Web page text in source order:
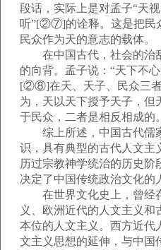
段话，实际上是对孟子“天
听”[②⑦]的诠释。这是把民
民众作为天的意志的载体。
在中国古代，社会的治
的向背。孟子说：“天下不
[②⑧]在天、天子、民众三
为，天以天下授予天子，但
于民众，二者是相反相成的。
综上所述，中国古代儒
识，具有典型的古代人文主
历过宗教神学统治的历史
决定了中国传统政治文化的
在世界文化史上，曾经
义、欧洲近代的人文主义
本位的人文主义。西方近代
文主义思想的延伸，与中国